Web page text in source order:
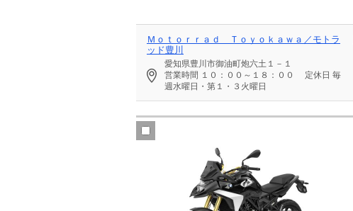
Ｍｏｔｏｒｒａｄ Ｔｏｙｏｋａｗａ／モトラ
ッド豊川
愛知県豊川市御油町炮六土１－１
営業時間 １０：００～１８：００ 定休日 毎
週水曜日・第１・３火曜日